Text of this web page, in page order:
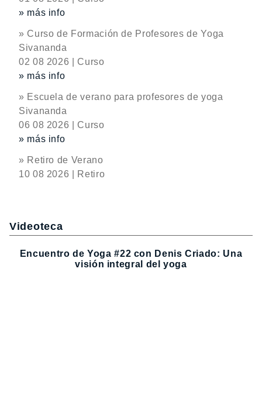
» más info
» Curso de Formación de Profesores de Yoga
Sivananda
02 08 2026 | Curso
» más info
» Escuela de verano para profesores de yoga
Sivananda
06 08 2026 | Curso
» más info
» Retiro de Verano
10 08 2026 | Retiro
Videoteca
Encuentro de Yoga #22 con Denis Criado: Una
visión integral del yoga